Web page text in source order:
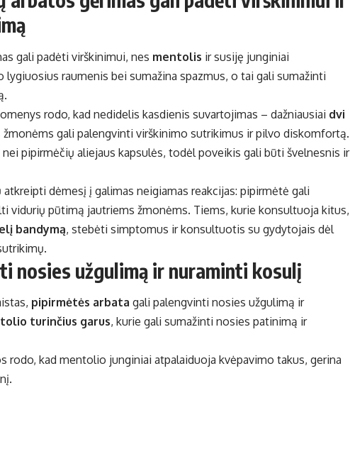
gali padėti virškinimui, nes mentolis ir susiję junginiai
lygiuosius raumenis bei sumažina spazmus, o tai gali sumažinti
rodo, kad nedidelis kasdienis suvartojimas – dažniausiai dvi
žmonėms gali palengvinti virškinimo sutrikimus ir pilvo diskomfortą.
pipirmėčių aliejaus kapsulės, todėl poveikis gali būti švelnesnis ir
dėmesį į galimas neigiamas reakcijas: pipirmėtė gali
vidurių pūtimą jautriems žmonėms. Tiems, kurie konsultuoja kitus,
bandymą, stebėti simptomus ir konsultuotis su gydytojais dėl
nosies užgulimą ir nuraminti kosulį
pipirmėtės arbata gali palengvinti nosies užgulimą ir
turinčius garus, kurie gali sumažinti nosies patinimą ir
rodo, kad mentolio junginiai atpalaiduoja kvėpavimo takus, gerina